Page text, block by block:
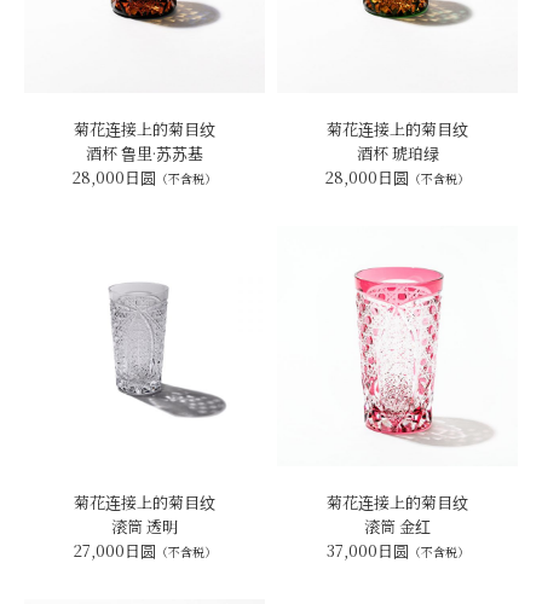
菊花连接上的菊目纹
酒杯 鲁里·苏苏基
28,000日圆 （不含税）
菊花连接上的菊目纹
酒杯 琥珀绿
28,000日圆 （不含税）
菊花连接上的菊目纹
滚筒 透明
27,000日圆 （不含税）
菊花连接上的菊目纹
滚筒 金红
37,000日圆 （不含税）